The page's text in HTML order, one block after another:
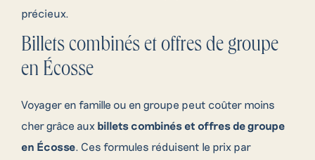
précieux.
Billets combinés et offres de groupe
en Écosse
Voyager en famille ou en groupe peut coûter moins
cher grâce aux billets combinés et offres de groupe
en Écosse. Ces formules réduisent le prix par